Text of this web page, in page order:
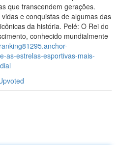
que transcendem gerações.
e conquistas de algumas das
da história. Pelé: O Rei do
conhecido mundialmente
as-estrelas-esportivas-mais-